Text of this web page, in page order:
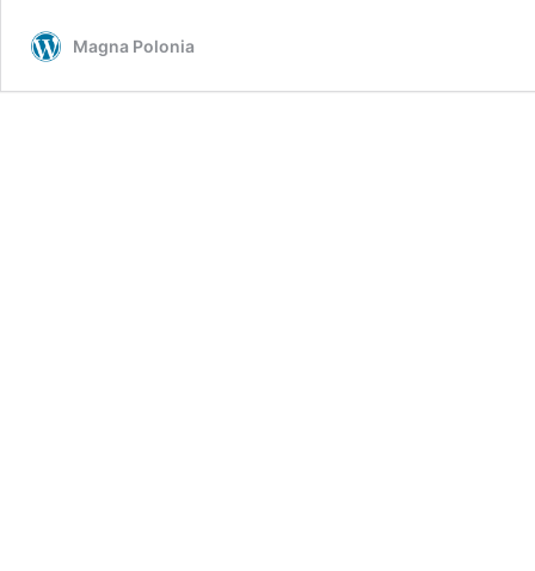
Magna Polonia